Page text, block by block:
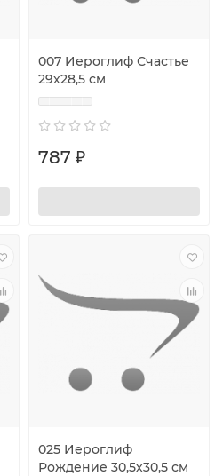
007 Иероглиф Счастье
29х28,5 см
787 ₽
025 Иероглиф
Рождение 30,5х30,5 см